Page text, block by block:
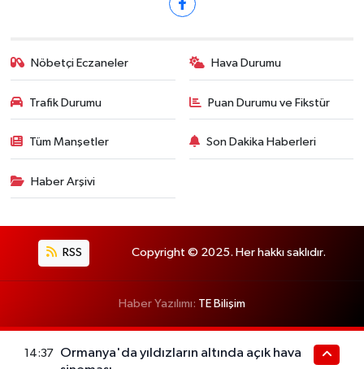
Nöbetçi Eczaneler Hava Durumu
Trafik Durumu Puan Durumu ve Fikstür
Tüm Manşetler Son Dakika Haberleri
Haber Arşivi
RSS Copyright © 2025. Her hakkı saklıdır.
Haber Yazılımı: TE Bilişim
14:37
Ormanya'da yıldızların altında açık hava